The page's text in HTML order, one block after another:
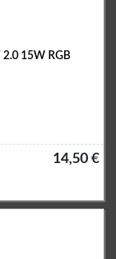
2.0 15W RGB
14,50 €